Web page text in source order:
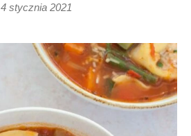
4 stycznia 2021